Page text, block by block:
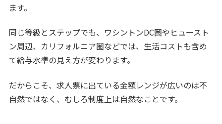
ます。
同じ等級とステップでも、ワシントンDC圏やヒュースト
ン周辺、カリフォルニア圏などでは、生活コストも含め
て給与水準の見え方が変わります。
だからこそ、求人票に出ている金額レンジが広いのは不
自然ではなく、むしろ制度上は自然なことです。